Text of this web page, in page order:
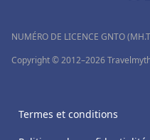
NUMÉRO DE LICENCE GNTO
Copyright © 2012–2026
Termes et conditions